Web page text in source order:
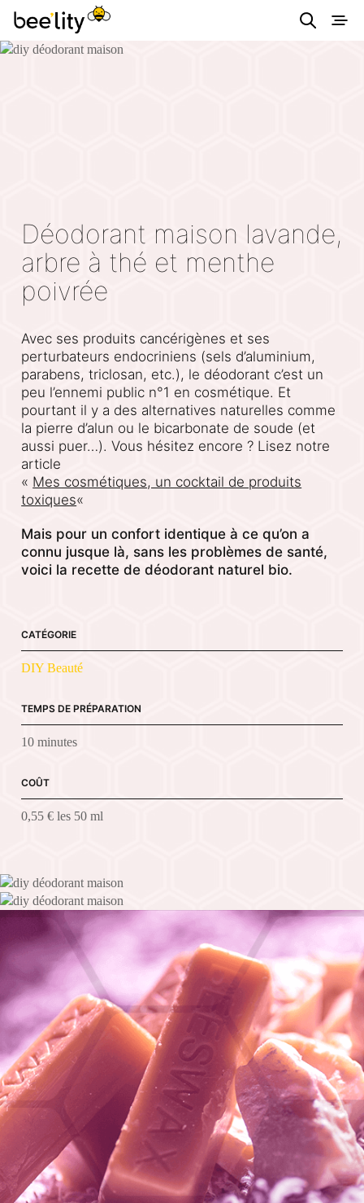
Déodorant maison lavande,
arbre à thé et menthe
poivrée
Avec ses produits cancérigènes et ses
perturbateurs endocriniens (sels d’aluminium,
parabens, triclosan, etc.), le déodorant c’est un
peu l’ennemi public n°1 en cosmétique. Et
pourtant il y a des alternatives naturelles comme
la pierre d’alun ou le bicarbonate de soude (et
aussi puer…). Vous hésitez encore ? Lisez notre
article
« Mes cosmétiques, un cocktail de produits
toxiques«
Mais pour un confort identique à ce qu’on a
connu jusque là, sans les problèmes de santé,
voici la recette de déodorant naturel bio.
CATÉGORIE
DIY Beauté
TEMPS DE PRÉPARATION
10 minutes
COÛT
0,55 € les 50 ml